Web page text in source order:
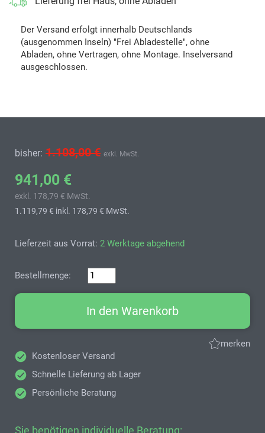
Der Versand erfolgt innerhalb Deutschlands
(ausgenommen Inseln) "Frei Abladestelle", ohne
Abladen, ohne Vertragen, ohne Montage. Inselversand
ausgeschlossen.
bisher: 1.108,00 € exkl. MwSt.
941,00 €
exkl. 178,79 € MwSt.
1.119,79 € inkl. 178,79 € MwSt.
Lieferzeit aus Vorrat: 2 Werktage abgehend
Bestellmenge:
In den Warenkorb
merken
Kostenloser Versand
Schnelle Lieferung ab Lager
Persönliche Beratung
Sie benötigen individuelle Beratung: